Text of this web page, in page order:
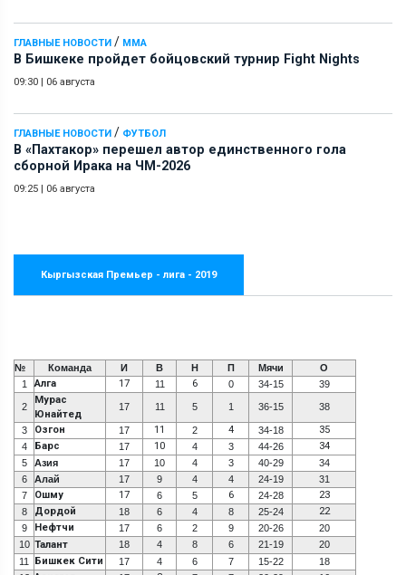
ГЛАВНЫЕ НОВОСТИ / ММА
В Бишкеке пройдет бойцовский турнир Fight Nights
09:30 | 06 августа
ГЛАВНЫЕ НОВОСТИ / ФУТБОЛ
В «Пахтакор» перешел автор единственного гола
сборной Ирака на ЧМ-2026
09:25 | 06 августа
Кыргызская Премьер - лига - 2019
№ Команда И В Н П Мячи
О
1
Алга 17 11 6 0 34-15 39
2
Мурас
Юнайтед
17 11 5 1 36-15 38
3 Озгон 17 11 2 4 34-18 35
4 Барс 17 10 4 3 44-26 34
5 Азия 17 10 4 3 40-29
34
6
Алай 17 9 4 4 24-19
31
7
Ошму 17 6 5 6 24-28 23
8 Дордой 18 6 4 8 25-24 22
9 Нефтчи 17 6 2 9 20-26
20
10 Талант 18 4 8 6 21-19
20
11
Бишкек Сити 17 4 6 7 15-22
18